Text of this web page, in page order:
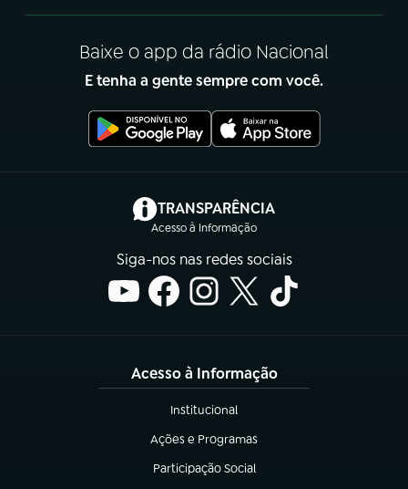
Baixe o app da rádio Nacional
E tenha a gente sempre com você.
TRANSPARÊNCIA
Acesso à Informação
(abre em nova aba)
Siga-nos nas redes sociais
Acesso à Informação
Institucional
(abre em nova aba)
Ações e Programas
(abre em nova aba)
Participação Social
(abre em nova aba)